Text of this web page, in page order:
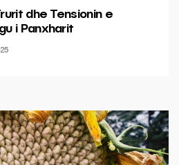
dhe Tensionin e
i Panxharit